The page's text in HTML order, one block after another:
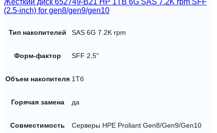
Жесткий диск 652749-B21 HP 1TB 6G SAS 7.2K rpm SFF
(2.5-inch) for gen8/gen9/gen10
Тип накопителей SAS 6G 7.2K rpm
Форм-фактор SFF 2,5"
Объем накопителя 1Тб
Горячая замена да
Совместимость Серверы HPE Proliant Gen8/Gen9/Gen10